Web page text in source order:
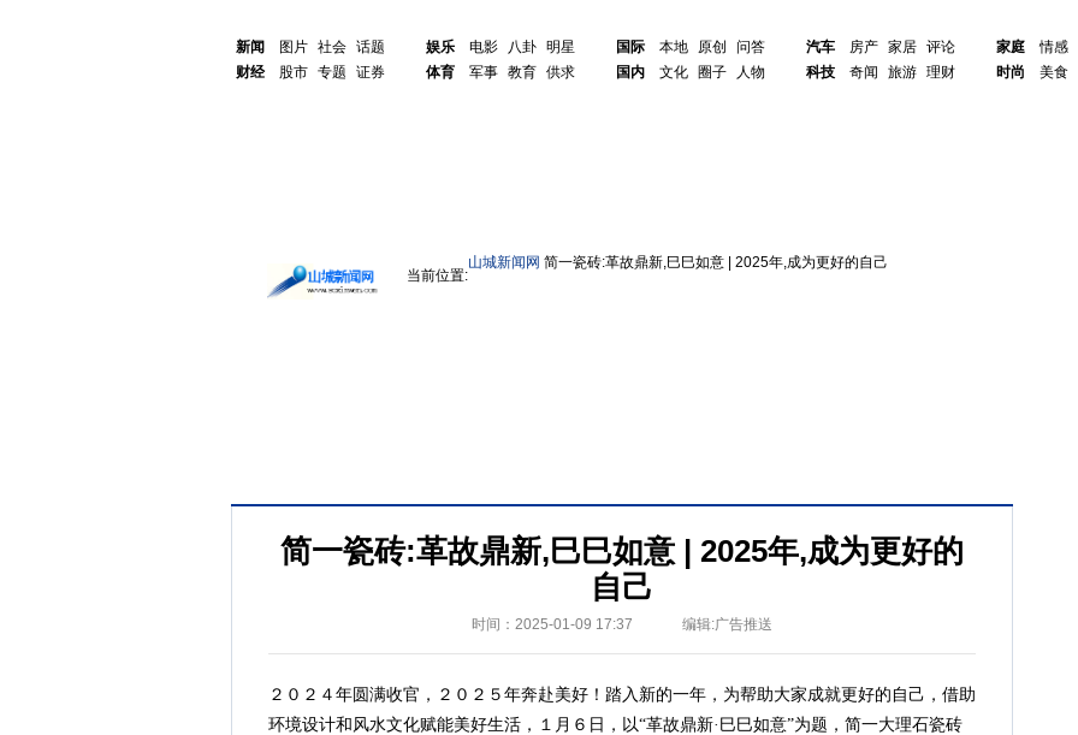
新闻 图片 社会 话题
财经
股市 专题 证券
娱乐 电影 八卦 明星
体育
军事 教育 供求
国际 本地 原创
问答
国内
文化 圈子 人物
汽车 房产 家居 评论
科技
奇闻 旅游 理财
家庭
情感
时尚
美食
当前位置:
山城新闻网 简一瓷砖:革故鼎新,巳巳如意 | 2025年,成为更好的自己
简一瓷砖:革故鼎新,巳巳如意 | 2025年,成为更好的
自己
时间：2025-01-09 17:37 编辑:广告推送
２０２４年圆满收官，２０２５年奔赴美好！踏入新的一年，为帮助大家成就更好的自己，借助
环境设计和风水文化赋能美好生活，１月６日，以“革故鼎新·巳巳如意”为题，简一大理石瓷砖